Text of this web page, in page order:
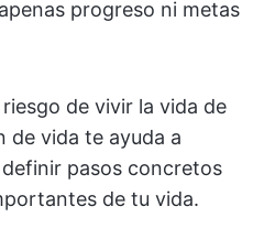
progreso ni metas
de vivir la vida de
de vida te ayuda a
pasos concretos
de tu vida.